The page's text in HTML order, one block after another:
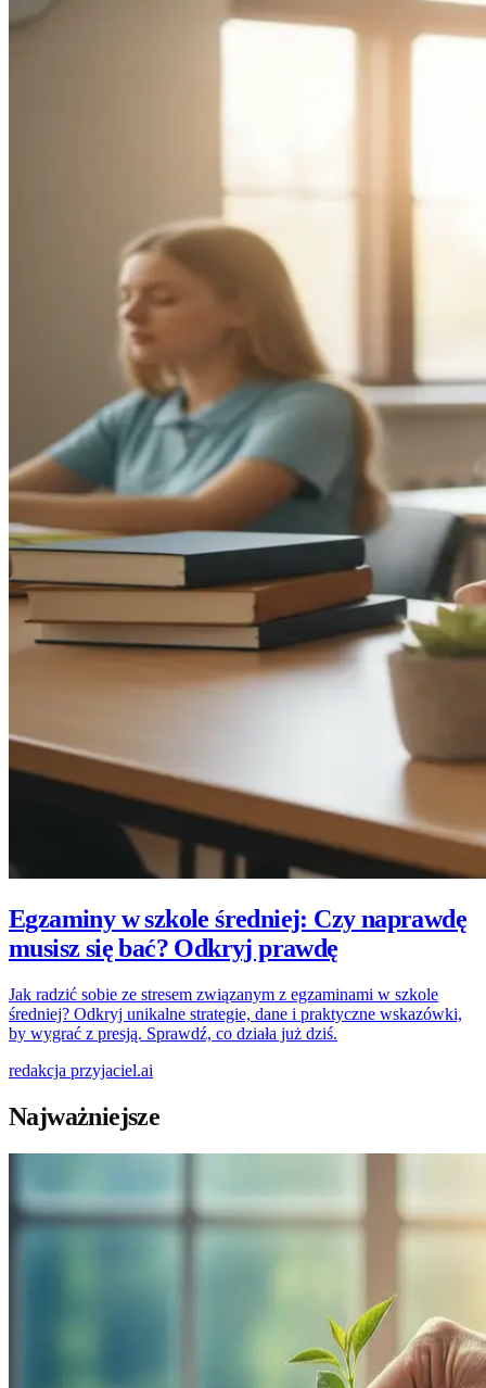
Egzaminy w szkole średniej: Czy naprawdę
musisz się bać? Odkryj prawdę
Jak radzić sobie ze stresem związanym z egzaminami w szkole
średniej? Odkryj unikalne strategie, dane i praktyczne wskazówki,
by wygrać z presją. Sprawdź, co działa już dziś.
redakcja przyjaciel.ai
Najważniejsze